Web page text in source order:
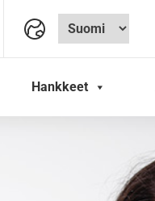
Hankkeet